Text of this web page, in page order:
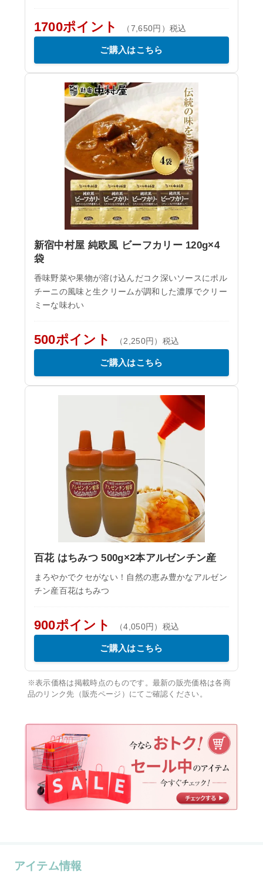
1700ポイント （7,650円）税込
ご購入はこちら
新宿中村屋 純欧風 ビーフカリー 120g×4
袋
香味野菜や果物が溶け込んだコク深いソースにポル
チーニの風味と生クリームが調和した濃厚でクリー
ミーな味わい
500ポイント （2,250円）税込
ご購入はこちら
百花 はちみつ 500g×2本アルゼンチン産
まろやかでクセがない！自然の恵み豊かなアルゼン
チン産百花はちみつ
900ポイント （4,050円）税込
ご購入はこちら
※表示価格は掲載時点のものです。最新の販売価格は各商
品のリンク先（販売ページ）にてご確認ください。
アイテム情報